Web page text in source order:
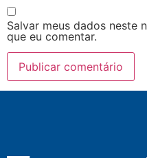
Salvar meus dados neste
que eu comentar.